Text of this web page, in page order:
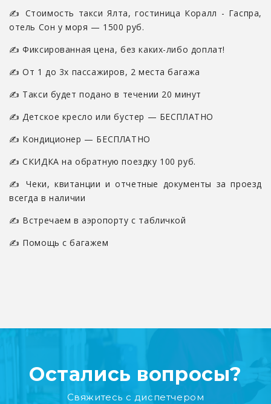
✍ Стоимость такси Ялта, гостиница Коралл - Гаспра,
отель Сон у моря — 1500 руб.
✍ Фиксированная цена, без каких-либо доплат!
✍ От 1 до 3х пассажиров, 2 места багажа
✍ Такси будет подано в течении 20 минут
✍ Детское кресло или бустер — БЕСПЛАТНО
✍ Кондиционер — БЕСПЛАТНО
✍ СКИДКА на обратную поездку 100 руб.
✍ Чеки, квитанции и отчетные документы за проезд
всегда в наличии
✍ Встречаем в аэропорту с табличкой
✍ Помощь с багажем
Остались вопросы?
Свяжитесь с диспетчером